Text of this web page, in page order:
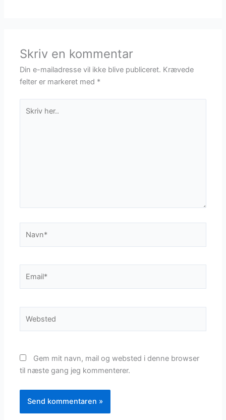
Skriv en kommentar
Din e-mailadresse vil ikke blive publiceret. Krævede
felter er markeret med *
her..
Gem mit navn, mail og websted i denne browser
til næste gang jeg kommenterer.